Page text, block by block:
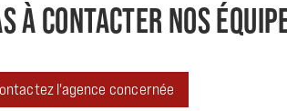
À CONTACTER NOS
l'agence concernée